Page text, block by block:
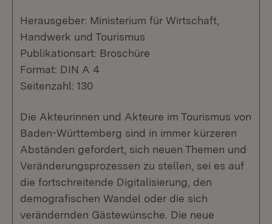
Herausgeber: Ministerium für Wirtschaft,
Handwerk und Tourismus
Publikationsart: Broschüre
Format: DIN A 4
Seitenzahl: 130
Die Akteurinnen und Akteure im Tourismus von
Baden-Württemberg sind in immer kürzeren
Abständen gefordert, sich neuen Themen und
Veränderungsprozessen zu stellen, sei es auf
die fortschreitende Digitalisierung, den
demografischen Wandel oder die sich
verändernden Gästewünsche. Die neue